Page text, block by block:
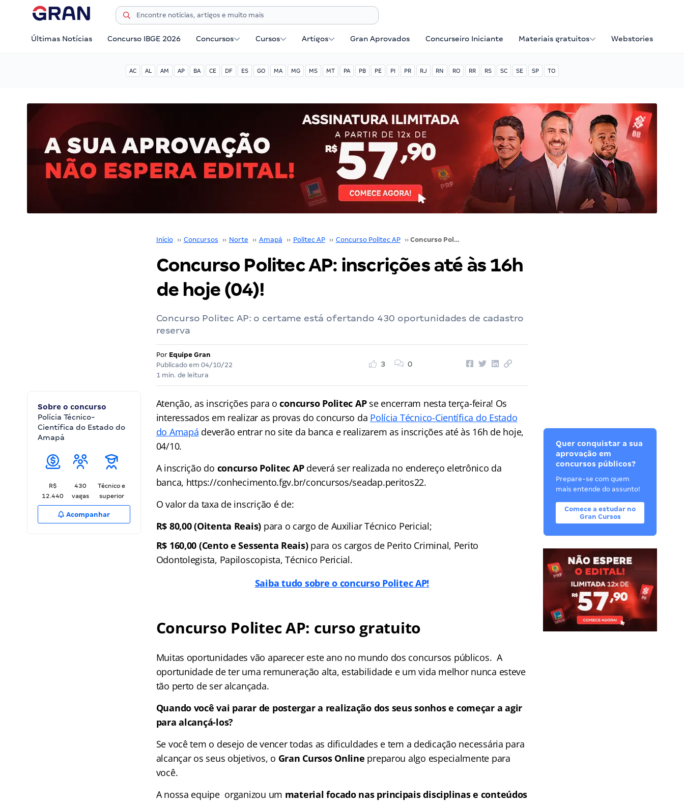
Últimas Notícias Concurso IBGE 2026 Concursos Cursos Artigos Gran Aprovados Concurseiro Iniciante Materiais gratuitos Webstories
AC AL AM AP BA CE DF ES GO MA MG MS MT PA PB PE PI PR RJ RN RO RR RS SC SE SP TO
Início ›› Concursos ›› Norte ›› Amapá ›› Politec AP ›› Concurso Politec AP ›› Concurso Politec AP: inscrições até às 16h de hoje (04)!
Concurso Politec AP: inscrições até às 16h
de hoje (04)!
Concurso Politec AP: o certame está ofertando 430 oportunidades de cadastro
reserva
Por Equipe Gran
Publicado em 04/10/22
1 min. de leitura
3 0
Sobre o concurso
Polícia Técnico-
Científica do Estado do
Amapá
R$
12.440
430
vagas
Técnico e
superior
Acompanhar
Atenção, as inscrições para o concurso Politec AP se encerram nesta terça-feira! Os
interessados em realizar as provas do concurso da Polícia Técnico-Científica do Estado
do Amapá deverão entrar no site da banca e realizarem as inscrições até às 16h de hoje,
04/10.
A inscrição do concurso Politec APdeverá ser realizada no endereço eletrônico da
banca, https://conhecimento.fgv.br/concursos/seadap.peritos22.
O valor da taxa de inscrição é de:
R$ 80,00 (Oitenta Reais) para o cargo de Auxiliar Técnico Pericial;
R$ 160,00 (Cento e Sessenta Reais)para os cargos de Perito Criminal, Perito
Odontolegista, Papiloscopista, Técnico Pericial.
Saiba tudo sobre o concurso Politec AP!
Concurso Politec AP: curso gratuito
Muitas oportunidades vão aparecer este ano no mundo dos concursos públicos. A
oportunidade de ter uma remuneração alta, estabilidade e um vida melhor nunca esteve
tão perto de ser alcançada.
Quando você vai parar de postergar a realização dos seus sonhos e começar a agir
para alcançá-los?
Se você tem o desejo de vencer todas as dificuldades e tem a dedicação necessária para
alcançar os seus objetivos, o Gran Cursos Online preparou algo especialmente para
você.
A nossa equipe organizou um material focado nas principais disciplinas e conteúdos
Quer conquistar a sua
aprovação em
concursos públicos?
Prepare-se com quem
mais entende do assunto!
Comece a estudar no
Gran Cursos